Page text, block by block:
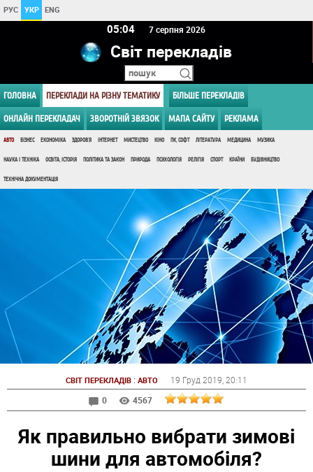
РУС УКР ENG
05 04 7 серпня 2026
Світ перекладів
ГОЛОВНА ПЕРЕКЛАДИ НА РІЗНУ ТЕМАТИКУ БІЛЬШЕ ПЕРЕКЛАДІВ
ОНЛАЙН ПЕРЕКЛАДАЧ ЗВОРОТНІЙ ЗВЯЗОК МАПА САЙТУ РЕКЛАМА
АВТО БІЗНЕС ЕКОНОМІКА ЗДОРОВ'Я ІНТЕРНЕТ МИСТЕЦТВО КІНО ПК, СОФТ ЛІТЕРАТУРА МЕДИЦИНА МУЗИКА
НАУКА І ТЕХНІКА ОСВІТА, ІСТОРІЯ ПОЛІТИКА ТА ЗАКОН ПРИРОДА ПСИХОЛОГІЯ РЕЛІГІЯ СПОРТ КРАЇНИ БУДІВНИЦТВО
ТЕХНІЧНА ДОКУМЕНТАЦІЯ
СВІТ ПЕРЕКЛАДІВ : АВТО 19 Груд 2019 , 20:11
0
4567
Як правильно вибрати зимові
шини для автомобіля?